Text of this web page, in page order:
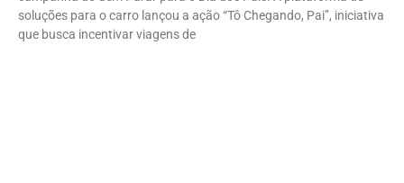
soluções para o carro lançou a ação “Tô Chegando, Pai”, iniciativa
que busca incentivar viagens de